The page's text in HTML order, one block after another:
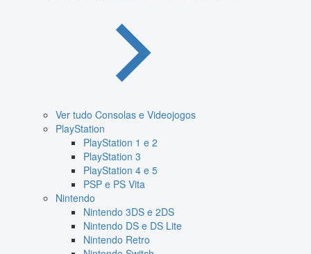
Ver tudo Consolas e Videojogos
PlayStation
PlayStation 1 e 2
PlayStation 3
PlayStation 4 e 5
PSP e PS Vita
Nintendo
Nintendo 3DS e 2DS
Nintendo DS e DS Lite
Nintendo Retro